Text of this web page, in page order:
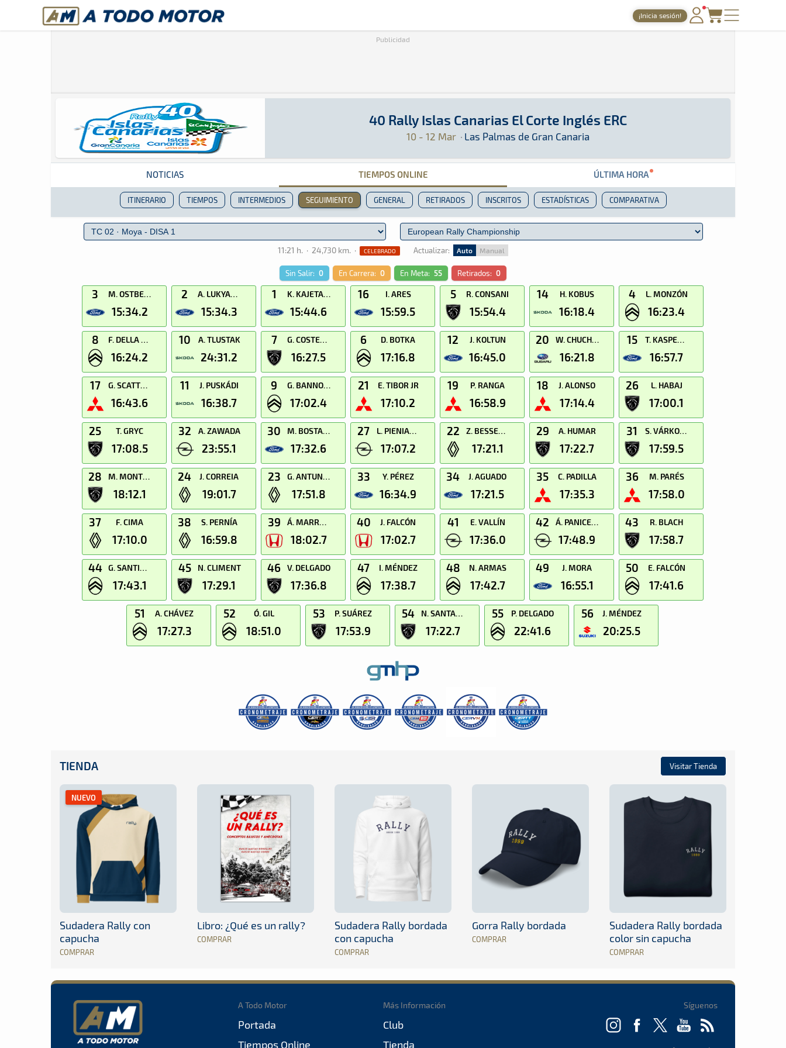
A Todo Motor· Revista del motor desde 1999 ¡Inicia sesión!
TIENDA
Revista del motor desde 1999
Publicidad
40 Rally Islas Canarias El Corte Inglés ERC
40 Rally Islas Canarias El Corte Inglés ERC
10 - 12 Mar · Las Palmas de Gran Canaria
ERC · 40 Rally Islas Canarias El Corte Inglés ERC: Aquí podrás encontrar toda la
Las Palmas de Gran Canaria Las Palmas de Gran Canaria
NOTICIAS TIEMPOS ONLINE ÚLTIMA HORA
ITINERARIO TIEMPOS INTERMEDIOS SEGUIMIENTO GENERAL RETIRADOS INSCRITOS ESTADÍSTICAS COMPARATIVA
11:21 h. · 24,730 km. · CELEBRADO Actualizar: Auto Manual
Sin Salir: 0 En Carrera: 0 En Meta: 55 Retirados: 0
3 M. OSTBERG
15:34.2
2 A. LUKYANUK
15:34.3
1 K. KAJETANOWICZ
15:44.6
16 I. ARES
15:59.5
5 R. CONSANI
15:54.4
14 H. KOBUS
16:18.4
4 L. MONZÓN
16:23.4
8 F. DELLA CASA
16:24.2
10 A. TLUSTAK
24:31.2
7 G. COSTENARO
16:27.5
6 D. BOTKA
17:16.8
12 J. KOLTUN
16:45.0
20 W. CHUCHALA
16:21.8
15 T. KASPERCZYK
16:57.7
17 G. SCATTOLON
16:43.6
11 J. PUSKÁDI
16:38.7
9 G. BANNOUT
17:02.4
21 E. TIBOR JR
17:10.2
19 P. RANGA
16:58.9
18 J. ALONSO
17:14.4
26 L. HABAJ
17:00.1
25 T. GRYC
17:08.5
32 A. ZAWADA
23:55.1
30 M. BOSTANCI
17:32.6
27 L. PIENIAZEK
17:07.2
22 Z. BESSENYEY
17:21.1
29 A. HUMAR
17:22.7
31 S. VÁRKONYI
17:59.5
28 M. MONTEIRO
18:12.1
24 J. CORREIA
19:01.7
23 G. ANTUNES
17:51.8
33 Y. PÉREZ
16:34.9
34 J. AGUADO
17:21.5
35 C. PADILLA
17:35.3
36 M. PARÉS
17:58.0
37 F. CIMA
17:10.0
38 S. PERNÍA
16:59.8
39 Á. MARRERO
18:02.7
40 J. FALCÓN
17:02.7
41 E. VALLÍN
17:36.0
42 Á. PANICERES
17:48.9
43 R. BLACH
17:58.7
44 G. SANTIAGO
17:43.1
45 N. CLIMENT
17:29.1
46 V. DELGADO
17:36.8
47 I. MÉNDEZ
17:38.7
48 N. ARMAS
17:42.7
49 J. MORA
16:55.1
50 E. FALCÓN
17:41.6
51 A. CHÁVEZ
17:27.3
52 Ó. GIL
18:51.0
53 P. SUÁREZ
17:53.9
54 N. SANTANA
17:22.7
55 P. DELGADO
22:41.6
56 J. MÉNDEZ
20:25.5
TIENDA Visitar Tienda
NUEVO
Sudadera Rally con
capucha
COMPRAR
Libro: ¿Qué es un rally?
COMPRAR
Sudadera Rally bordada
con capucha
COMPRAR
Gorra Rally bordada
COMPRAR
Sudadera Rally bordada
color sin capucha
COMPRAR
A Todo Motor
Portada
Tiempos Online
Más Información
Club
Tienda
Síguenos